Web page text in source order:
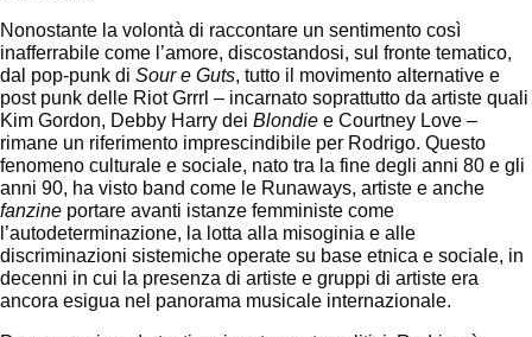
Nonostante la volontà di raccontare un sentimento così
inafferrabile come l’amore, discostandosi, sul fronte tematico,
dal pop-punk di Sour e Guts, tutto il movimento alternative e
post punk delle Riot Grrrl – incarnato soprattutto da artiste quali
Kim Gordon, Debby Harry dei Blondie e Courtney Love –
rimane un riferimento imprescindibile per Rodrigo. Questo
fenomeno culturale e sociale, nato tra la fine degli anni 80 e gli
anni 90, ha visto band come le Runaways, artiste e anche
fanzine portare avanti istanze femministe come
l’autodeterminazione, la lotta alla misoginia e alle
discriminazioni sistemiche operate su base etnica e sociale, in
decenni in cui la presenza di artiste e gruppi di artiste era
ancora esigua nel panorama musicale internazionale.